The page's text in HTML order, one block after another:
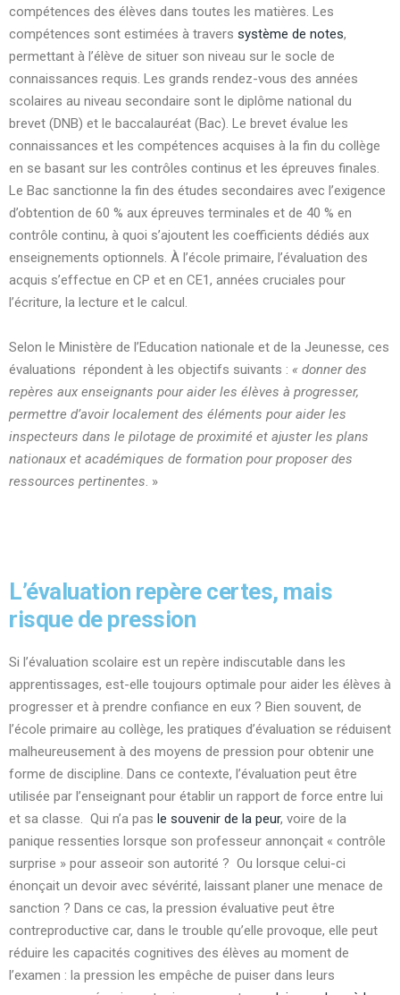
compétences des élèves dans toutes les matières. Les
compétences sont estimées à travers système de notes,
permettant à l’élève de situer son niveau sur le socle de
connaissances requis. Les grands rendez-vous des années
scolaires au niveau secondaire sont le diplôme national du
brevet (DNB) et le baccalauréat (Bac). Le brevet évalue les
connaissances et les compétences acquises à la fin du collège
en se basant sur les contrôles continus et les épreuves finales.
Le Bac sanctionne la fin des études secondaires avec l’exigence
d’obtention de 60 % aux épreuves terminales et de 40 % en
contrôle continu, à quoi s’ajoutent les coefficients dédiés aux
enseignements optionnels. À l’école primaire, l’évaluation des
acquis s’effectue en CP et en CE1, années cruciales pour
l’écriture, la lecture et le calcul.
Selon le Ministère de l’Education nationale et de la Jeunesse, ces
évaluations répondent à les objectifs suivants : « donner des
repères aux enseignants pour aider les élèves à progresser,
permettre d’avoir localement des éléments pour aider les
inspecteurs dans le pilotage de proximité et ajuster les plans
nationaux et académiques de formation pour proposer des
ressources pertinentes. »
L’évaluation repère certes, mais
risque de pression
Si l’évaluation scolaire est un repère indiscutable dans les
apprentissages, est-elle toujours optimale pour aider les élèves à
progresser et à prendre confiance en eux ? Bien souvent, de
l’école primaire au collège, les pratiques d’évaluation se réduisent
malheureusement à des moyens de pression pour obtenir une
forme de discipline. Dans ce contexte, l’évaluation peut être
utilisée par l’enseignant pour établir un rapport de force entre lui
et sa classe. Qui n’a pas le souvenir de la peur, voire de la
panique ressenties lorsque son professeur annonçait « contrôle
surprise » pour asseoir son autorité ? Ou lorsque celui-ci
énonçait un devoir avec sévérité, laissant planer une menace de
sanction ? Dans ce cas, la pression évaluative peut être
contreproductive car, dans le trouble qu’elle provoque, elle peut
réduire les capacités cognitives des élèves au moment de
l’examen : la pression les empêche de puiser dans leurs